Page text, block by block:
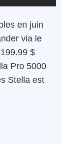
en juin
via le
$
Pro 5000
Stella est